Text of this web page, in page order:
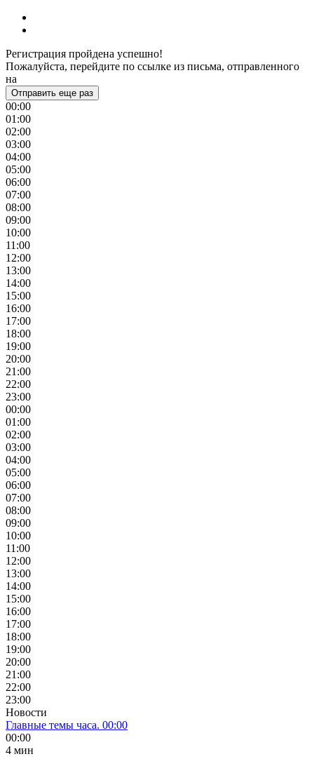
Регистрация пройдена успешно!
Пожалуйста, перейдите по ссылке из письма, отправленного
на
Отправить еще раз
00:00
01:00
02:00
03:00
04:00
05:00
06:00
07:00
08:00
09:00
10:00
11:00
12:00
13:00
14:00
15:00
16:00
17:00
18:00
19:00
20:00
21:00
22:00
23:00
00:00
01:00
02:00
03:00
04:00
05:00
06:00
07:00
08:00
09:00
10:00
11:00
12:00
13:00
14:00
15:00
16:00
17:00
18:00
19:00
20:00
21:00
22:00
23:00
Новости
Главные темы часа. 00:00
00:00
4 мин